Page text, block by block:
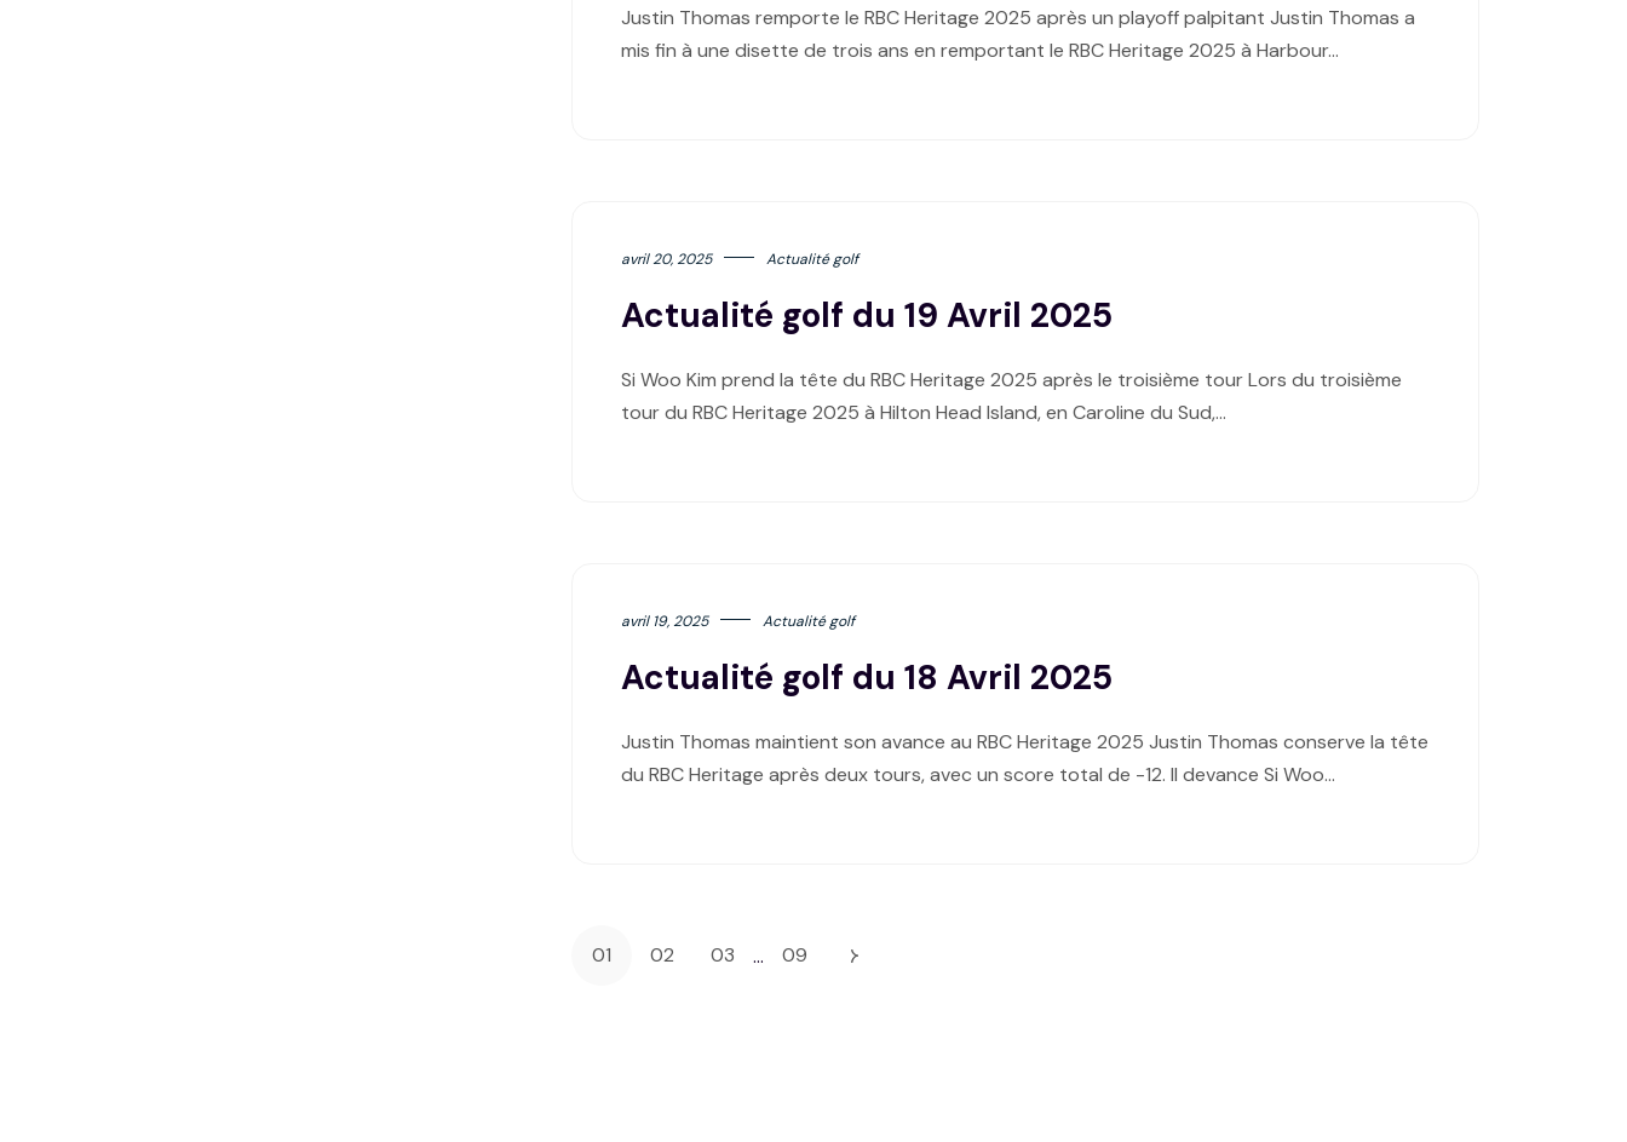
Justin Thomas remporte le RBC Heritage 2025 après un playoff palpitant Justin Thomas a
mis fin à une disette de trois ans en remportant le RBC Heritage 2025 à Harbour…
avril 20, 2025 Actualité golf
Actualité golf du 19 Avril 2025
Si Woo Kim prend la tête du RBC Heritage 2025 après le troisième tour Lors du troisième
tour du RBC Heritage 2025 à Hilton Head Island, en Caroline du Sud,…
avril 19, 2025 Actualité golf
Actualité golf du 18 Avril 2025
Justin Thomas maintient son avance au RBC Heritage 2025 Justin Thomas conserve la tête
du RBC Heritage après deux tours, avec un score total de -12. Il devance Si Woo…
01 02 03 … 09